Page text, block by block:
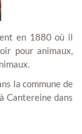
en 1880 où il
pour animaux,
la commune de
Cantereine dans